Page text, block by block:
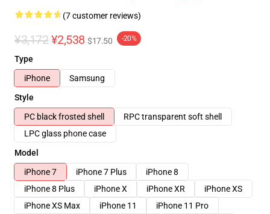
(7 customer reviews)
¥3,172 ¥2,538 $17.50 -20%
Type
iPhone
Samsung
Style
PC black frosted shell
RPC transparent soft shell
LPC glass phone case
Model
iPhone 7
iPhone 7 Plus
iPhone 8
iPhone 8 Plus
iPhone X iPhone XR
iPhone XS
iPhone XS Max
iPhone 11
iPhone 11 Pro